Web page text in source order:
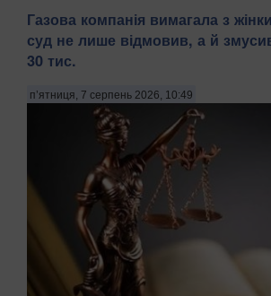
Газова компанія вимагала з
суд не лише відмовив, а й
30 тис.
п’ятниця, 7 серпень 2026, 10:49